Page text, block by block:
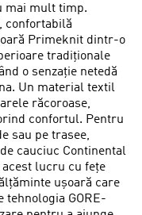
mai mult timp.
confortabilă
Primeknit dintr-o
tradiționale
o senzație netedă
Un material textil
răcoroase,
confortul. Pentru
sau pe trasee,
cauciuc Continental
lucru cu fețe
ușoară care
tehnologia GORE-